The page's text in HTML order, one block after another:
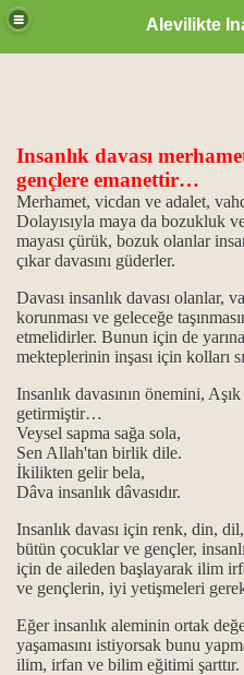
Insanlık davası
gençlere emanettir…
Merhamet, vicdan ve adalet,
Dolayısıyla maya da bozukluk
mayası çürük, bozuk olanlar
çıkar davasını güderler.
Davası insanlık davası olanlar,
korunması ve geleceğe
etmelidirler. Bunun için de
mekteplerinin inşası için kolları
Insanlık davasının önemini,
getirmiştir…
Veysel sapma sağa sola,
Sen Allah'tan birlik dile.
İkilikten gelir bela,
Dâva insanlık dâvasıdır.
Insanlık davası için renk, din,
bütün çocuklar ve gençler,
için de aileden başlayarak ilim
ve gençlerin, iyi yetişmeleri
Eğer insanlık aleminin ortak
yaşamasını istiyorsak bunu
ilim, irfan ve bilim eğitimi şarttır.
önemi
işlevi...
din kitapları